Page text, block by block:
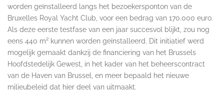
worden geïnstalleerd langs het bezoekersponton van de
Bruxelles Royal Yacht Club, voor een bedrag van 170.000 euro.
Als deze eerste testfase van een jaar succesvol blijkt, zou nog
eens 440 m² kunnen worden geïnstalleerd. Dit initiatief werd
mogelijk gemaakt dankzij de financiering van het Brussels
Hoofdstedelijk Gewest, in het kader van het beheerscontract
van de Haven van Brussel, en meer bepaald het nieuwe
milieubeleid dat hier deel van uitmaakt.